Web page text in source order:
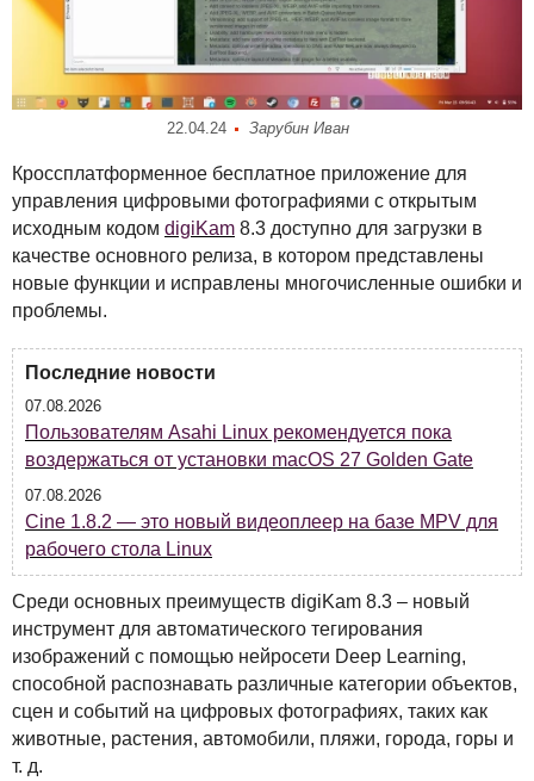
22.04.24 Зарубин Иван
Кроссплатформенное бесплатное приложение для
управления цифровыми фотографиями с открытым
исходным кодом digiKam 8.3 доступно для загрузки в
качестве основного релиза, в котором представлены
новые функции и исправлены многочисленные ошибки и
проблемы.
Последние новости
07.08.2026
Пользователям Asahi Linux рекомендуется пока
воздержаться от установки macOS 27 Golden Gate
07.08.2026
Cine 1.8.2 — это новый видеоплеер на базе MPV для
рабочего стола Linux
Среди основных преимуществ digiKam 8.3 – новый
инструмент для автоматического тегирования
изображений с помощью нейросети Deep Learning,
способной распознавать различные категории объектов,
сцен и событий на цифровых фотографиях, таких как
животные, растения, автомобили, пляжи, города, горы и
т. д.